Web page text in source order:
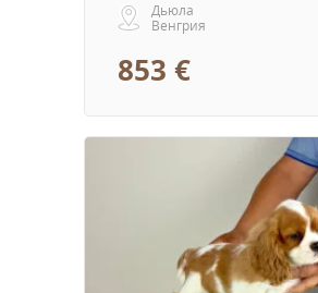
Дьюла
Венгрия
853 €